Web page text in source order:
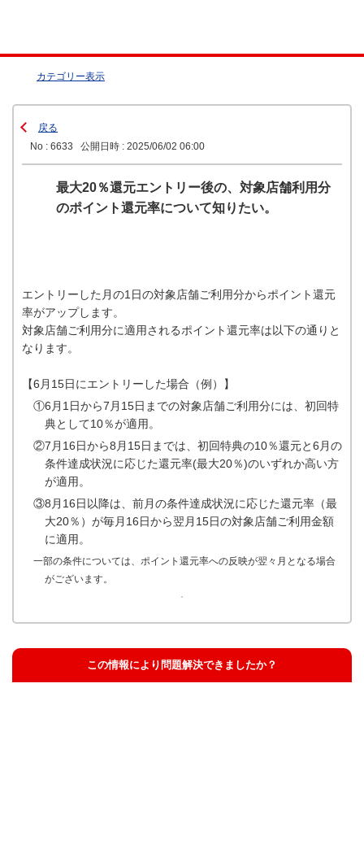
カテゴリー表示
戻る
No : 6633
公開日時 : 2025/06/02 06:00
最大20％還元エントリー後の、対象店舗利用分
のポイント還元率について知りたい。
エントリーした月の1日の対象店舗ご利用分からポイント還元
率がアップします。
対象店舗ご利用分に適用されるポイント還元率は以下の通りと
なります。
【6月15日にエントリーした場合（例）】
①6月1日から7月15日までの対象店舗ご利用分には、初回特
典として10％が適用。
②7月16日から8月15日までは、初回特典の10％還元と6月の
条件達成状況に応じた還元率(最大20％)のいずれか高い方
が適用。
③8月16日以降は、前月の条件達成状況に応じた還元率（最
大20％）が毎月16日から翌月15日の対象店舗ご利用金額
に適用。
一部の条件については、ポイント還元率への反映が翌々月となる場合
がございます。
この情報により問題解決できましたか？